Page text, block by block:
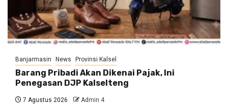
Banjarmasin News Provinsi Kalsel
Barang Pribadi Akan Dikenai Pajak, Ini
Penegasan DJP Kalselteng
7 Agustus 2026 Admin 4